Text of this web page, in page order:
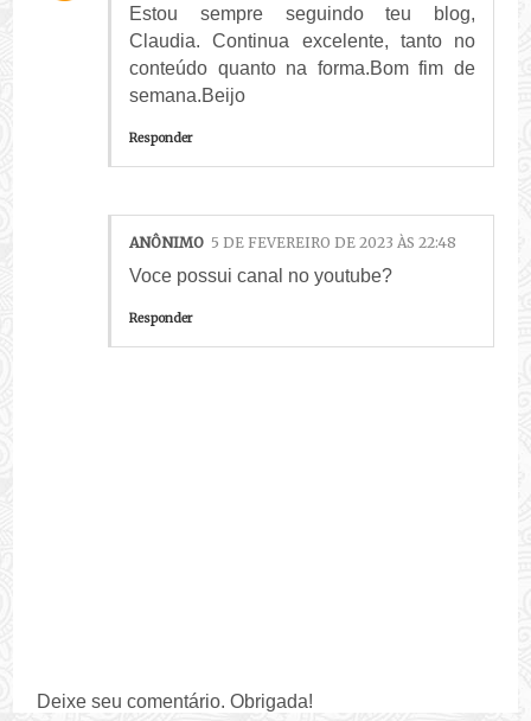
Estou sempre seguindo teu blog,
Claudia. Continua excelente, tanto no
conteúdo quanto na forma.Bom fim de
semana.Beijo
Responder
ANÔNIMO 5 DE FEVEREIRO DE 2023 ÀS 22:48
Voce possui canal no youtube?
Responder
Deixe seu comentário. Obrigada!